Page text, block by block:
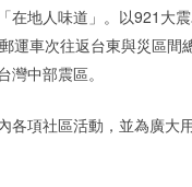
在地人味道」。以921大
運車次往返台東與災區
中部震區。
項社區活動，並為廣大用